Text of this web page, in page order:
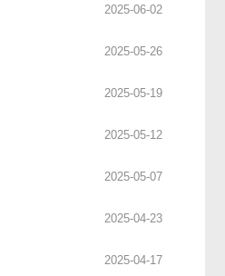
2025-06-02
2025-05-26
2025-05-19
2025-05-12
2025-05-07
2025-04-23
2025-04-17